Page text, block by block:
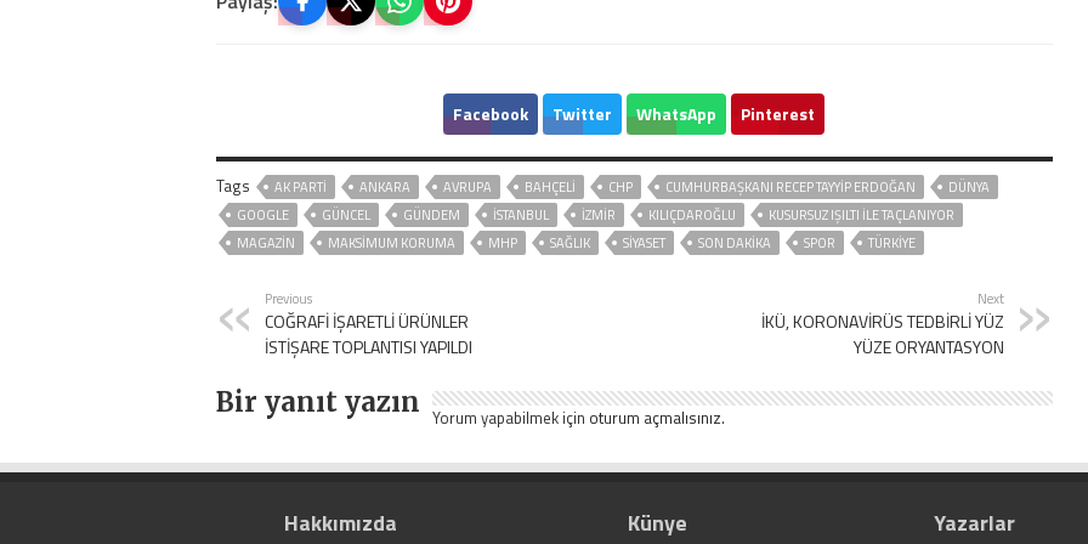
Facebook Twitter WhatsApp Pinterest
Tags AK PARTİ ANKARA AVRUPA BAHÇELİ CHP CUMHURBAŞKANI RECEP TAYYIP ERDOĞAN
DÜNYA
GOOGLE
GÜNCEL GÜNDEM ISTANBUL İZMIR KILIÇDAROĞLU
KUSURSUZ IŞILTI ILE TAÇLANIYOR
MAGAZİN
MAKSIMUM KORUMA MHP SAĞLIK SİYASET SON DAKIKA SPOR TÜRKİYE
Previous
COĞRAFİ İŞARETLİ ÜRÜNLER
İSTİŞARE TOPLANTISI YAPILDI
Next
İKÜ, KORONAVİRÜS TEDBİRLİ YÜZ
YÜZE ORYANTASYON
Bir yanıt yazın Yorum yapabilmek için oturum açmalısınız.
Hakkımızda Künye Yazarlar